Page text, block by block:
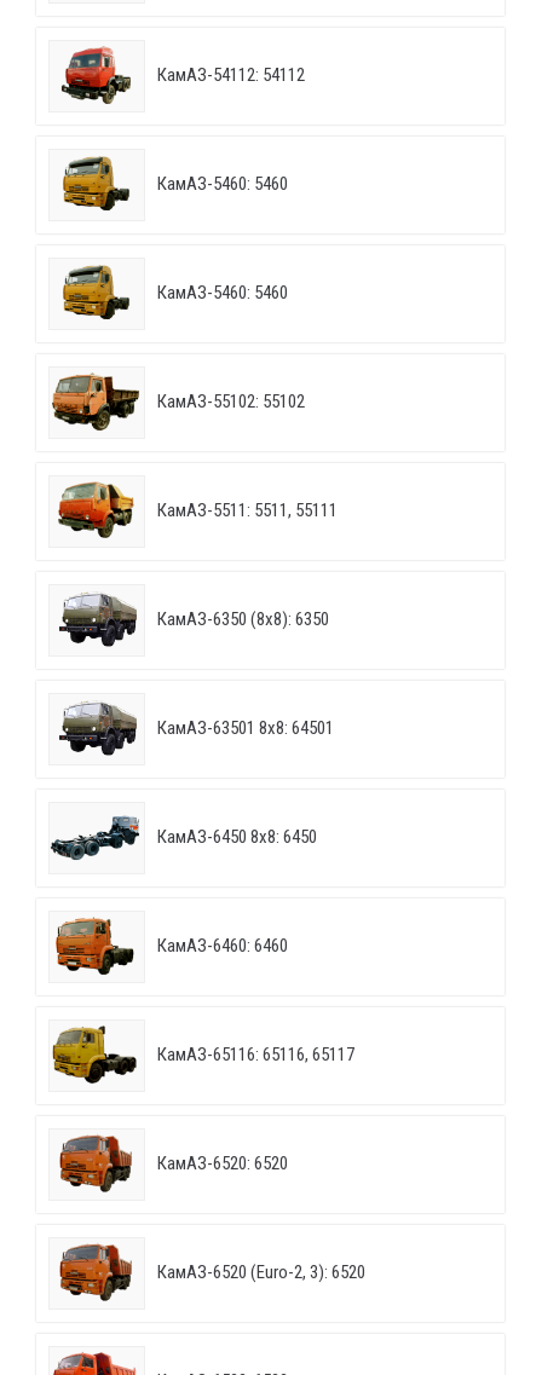
КамАЗ-54112: 54112
КамАЗ-5460: 5460
КамАЗ-5460: 5460
КамАЗ-55102: 55102
КамАЗ-5511: 5511, 55111
КамАЗ-6350 (8х8): 6350
КамАЗ-63501 8х8: 64501
КамАЗ-6450 8х8: 6450
КамАЗ-6460: 6460
КамАЗ-65116: 65116, 65117
КамАЗ-6520: 6520
КамАЗ-6520 (Euro-2, 3): 6520